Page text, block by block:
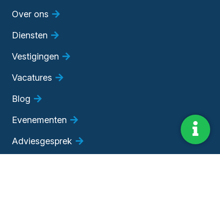
Over ons
Diensten
Vestigingen
Vacatures
Blog
Evenementen
Adviesgesprek